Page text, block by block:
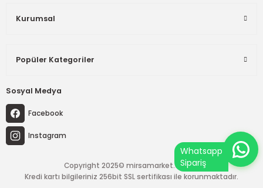
Kurumsal
Popüler Kategoriler
Sosyal Medya
Facebook
Instagram
Copyright 2025© mirsamarket.com.tr
Kredi kartı bilgileriniz 256bit SSL sertifikası ile korunmaktadır.